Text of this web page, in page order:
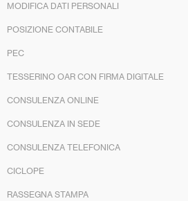
MODIFICA DATI PERSONALI
POSIZIONE CONTABILE
PEC
TESSERINO OAR CON FIRMA DIGITALE
CONSULENZA ONLINE
CONSULENZA IN SEDE
CONSULENZA TELEFONICA
CICLOPE
RASSEGNA STAMPA